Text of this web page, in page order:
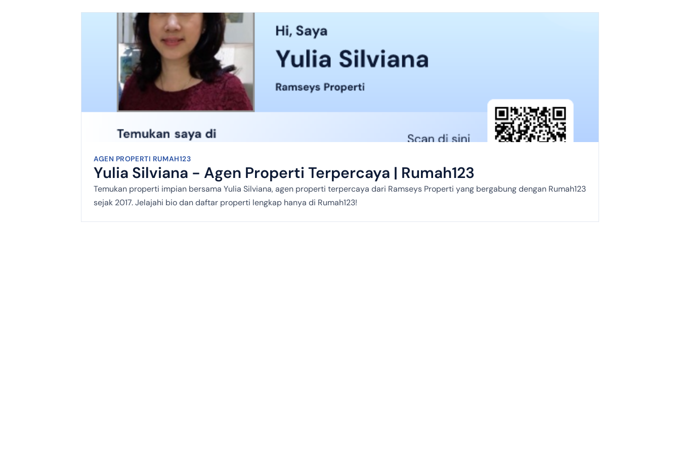
AGEN PROPERTI RUMAH123
Yulia Silviana - Agen Properti Terpercaya | Rumah123
Temukan properti impian bersama Yulia Silviana, agen properti terpercaya dari Ramseys Properti yang bergabung dengan Rumah123
sejak 2017. Jelajahi bio dan daftar properti lengkap hanya di Rumah123!